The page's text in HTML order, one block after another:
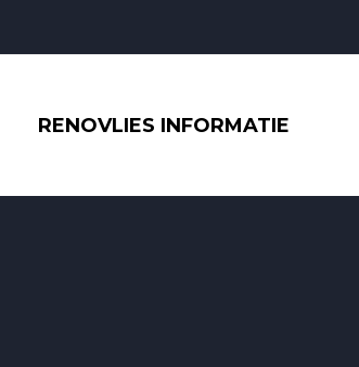
RENOVLIES INFORMATIE